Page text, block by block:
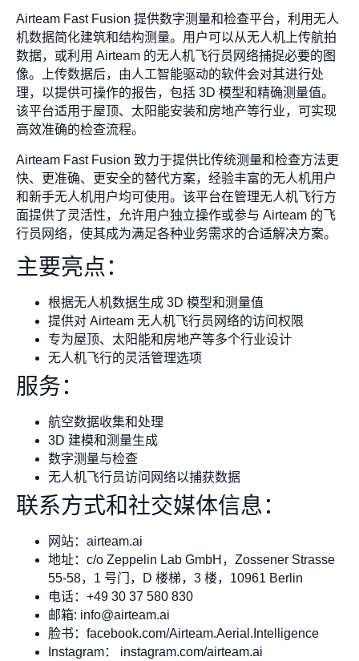
Airteam Fast Fusion 提供数字测量和检查平台，利用无人
机数据简化建筑和结构测量。用户可以从无人机上传航拍
数据，或利用 Airteam 的无人机飞行员网络捕捉必要的图
像。上传数据后，由人工智能驱动的软件会对其进行处
理，以提供可操作的报告，包括 3D 模型和精确测量值。
该平台适用于屋顶、太阳能安装和房地产等行业，可实现
高效准确的检查流程。
Airteam Fast Fusion 致力于提供比传统测量和检查方法更
快、更准确、更安全的替代方案，经验丰富的无人机用户
和新手无人机用户均可使用。该平台在管理无人机飞行方
面提供了灵活性，允许用户独立操作或参与 Airteam 的飞
行员网络，使其成为满足各种业务需求的合适解决方案。
主要亮点：
根据无人机数据生成 3D 模型和测量值
提供对 Airteam 无人机飞行员网络的访问权限
专为屋顶、太阳能和房地产等多个行业设计
无人机飞行的灵活管理选项
服务：
航空数据收集和处理
3D 建模和测量生成
数字测量与检查
无人机飞行员访问网络以捕获数据
联系方式和社交媒体信息：
网站：airteam.ai
地址：c/o Zeppelin Lab GmbH，Zossener Strasse
55-58，1 号门，D 楼梯，3 楼，10961 Berlin
电话：+49 30 37 580 830
邮箱: info@airteam.ai
脸书：facebook.com/Airteam.Aerial.Intelligence
Instagram： instagram.com/airteam.ai